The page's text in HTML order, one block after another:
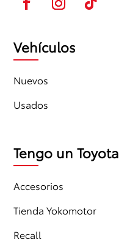
Vehículos
Nuevos
Usados
Tengo un Toyota
Accesorios
Tienda Yokomotor
Recall